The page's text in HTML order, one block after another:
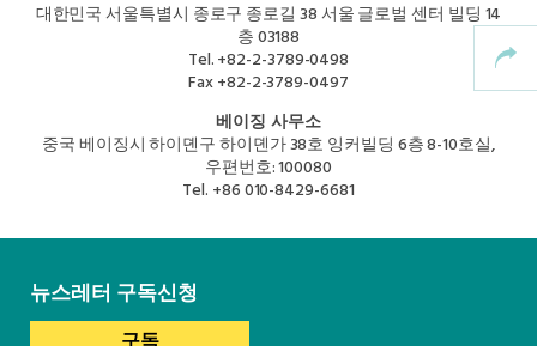
Mexico, Central America & the Caribbean
Secretariat
South America Secretariat
대한민국 서울특별시 종로구 종로길 38 서울 글로벌 센터 빌딩 14
층 03188
Tel.+82-2-3789-0498
Fax+82-2-3789-0497
베이징 사무소
중국 베이징시 하이뎬구 하이뎬가 38호 잉커빌딩 6층 8-10호실,
우편번호: 100080
Tel. +86 010-8429-6681
뉴스레터 구독신청